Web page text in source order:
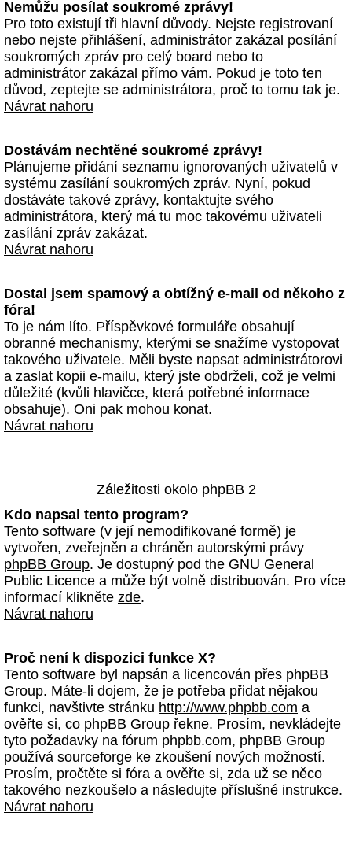
Nemůžu posílat soukromé zprávy!
Pro toto existují tři hlavní důvody. Nejste registrovaní
nebo nejste přihlášení, administrátor zakázal posílání
soukromých zpráv pro celý board nebo to
administrátor zakázal přímo vám. Pokud je toto ten
důvod, zeptejte se administrátora, proč to tomu tak je.
Návrat nahoru
Dostávám nechtěné soukromé zprávy!
Plánujeme přidání seznamu ignorovaných uživatelů v
systému zasílání soukromých zpráv. Nyní, pokud
dostáváte takové zprávy, kontaktujte svého
administrátora, který má tu moc takovému uživateli
zasílání zpráv zakázat.
Návrat nahoru
Dostal jsem spamový a obtížný e-mail od někoho z
fóra!
To je nám líto. Příspěvkové formuláře obsahují
obranné mechanismy, kterými se snažíme vystopovat
takového uživatele. Měli byste napsat administrátorovi
a zaslat kopii e-mailu, který jste obdrželi, což je velmi
důležité (kvůli hlavičce, která potřebné informace
obsahuje). Oni pak mohou konat.
Návrat nahoru
Záležitosti okolo phpBB 2
Kdo napsal tento program?
Tento software (v její nemodifikované formě) je
vytvořen, zveřejněn a chráněn autorskými právy
phpBB Group. Je dostupný pod the GNU General
Public Licence a může být volně distribuován. Pro více
informací klikněte zde.
Návrat nahoru
Proč není k dispozici funkce X?
Tento software byl napsán a licencován přes phpBB
Group. Máte-li dojem, že je potřeba přidat nějakou
funkci, navštivte stránku http://www.phpbb.com a
ověřte si, co phpBB Group řekne. Prosím, nevkládejte
tyto požadavky na fórum phpbb.com, phpBB Group
používá sourceforge ke zkoušení nových možností.
Prosím, pročtěte si fóra a ověřte si, zda už se něco
takového nezkoušelo a následujte příslušné instrukce.
Návrat nahoru